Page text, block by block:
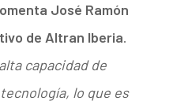
José Ramón
de Altran Iberia.
capacidad de
lo que es